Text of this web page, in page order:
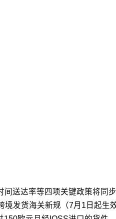
送达率等四项关键政策将同
发货海关新规（7月1日起生